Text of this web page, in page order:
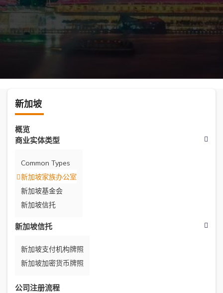
新加坡
概览
商业实体类型
Common Types
新加坡家族办公室
新加坡基金会
新加坡信托
新加坡信托
新加坡支付机构牌照
新加坡加密货币牌照
公司注册流程